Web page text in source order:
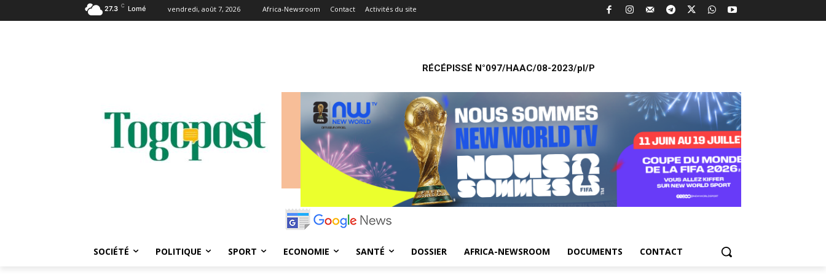
27.3 C Lomé vendredi, août 7, 2026 Africa-Newsroom Contact Activités du site
RÉCÉPISSÉ N°097/HAAC/08-2023/pl/P
SOCIÉTÉ POLITIQUE SPORT ECONOMIE SANTÉ DOSSIER AFRICA-NEWSROOM DOCUMENTS CONTACT